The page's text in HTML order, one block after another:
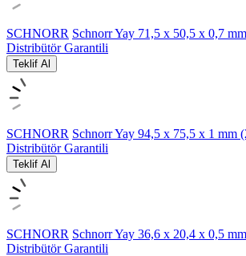
SCHNORR Schnorr Yay 71,5 x 50,5 x 0,7
Distribütör Garantili
Teklif Al
SCHNORR Schnorr Yay 94,5 x 75,5 x 1 mm
Distribütör Garantili
Teklif Al
SCHNORR Schnorr Yay 36,6 x 20,4 x 0,5
Distribütör Garantili